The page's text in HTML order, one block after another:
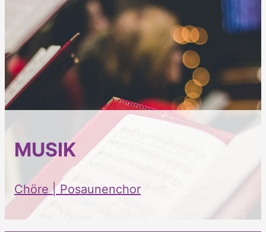
MUSIK
Chöre | Posaunenchor